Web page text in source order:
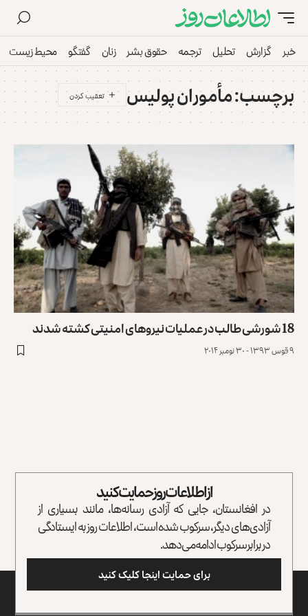
خبر گزارش تحلیل ترجمه حقوق بشر زنان گفتگو محیط زیست
برچسب:مأموران پولیس
18 شورشی طالب در عملیات نیروهای امنیتی کشته شدند
۹ قوس ۱۳۹۳ - ۳۰ نومبر ۲۰۱۴
از اطلاعات روز حمایت کنید
در افغانستان، جایی که آزادی رسانه‌ها، مانند بسیاری از
آزادی‌های دیگر، سرکوب شده است، اطلاعات روز به ایستادگی
در برابر سرکوب ادامه می‌دهد.
برای حمایت اینجا کلیک کنید